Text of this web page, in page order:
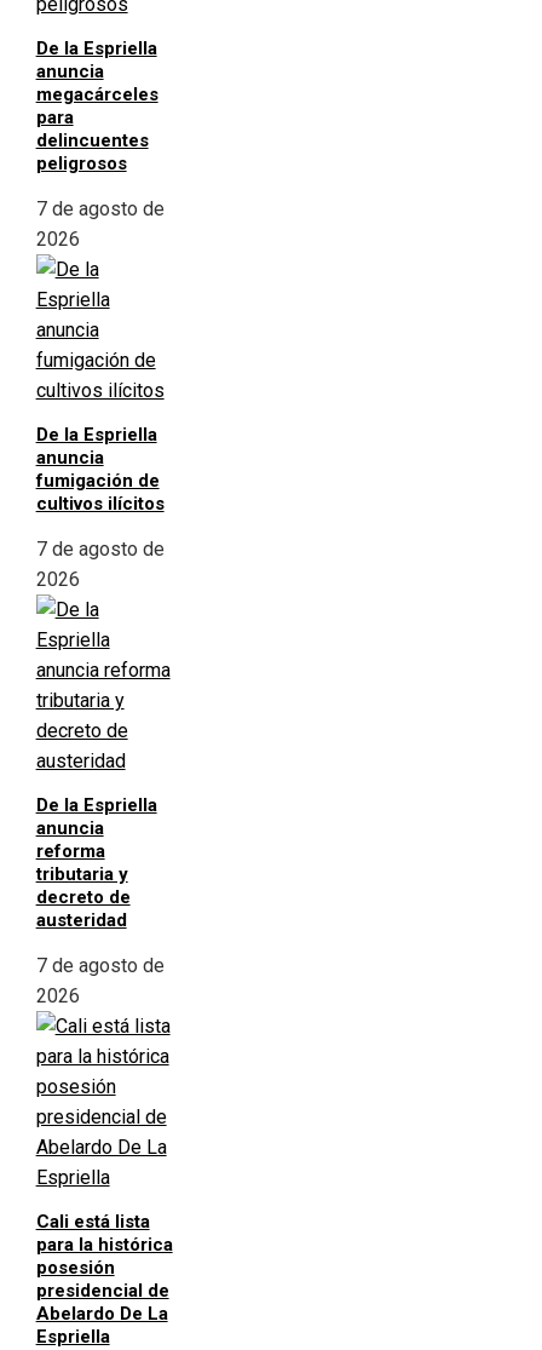
De la Espriella
anuncia
megacárceles
para
delincuentes
peligrosos
7 de agosto de
2026
De la Espriella
anuncia
fumigación de
cultivos ilícitos
7 de agosto de
2026
De la Espriella
anuncia
reforma
tributaria y
decreto de
austeridad
7 de agosto de
2026
Cali está lista
para la histórica
posesión
presidencial de
Abelardo De La
Espriella